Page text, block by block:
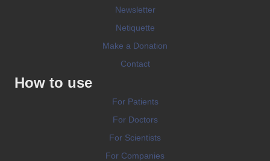
Newsletter
Netiquette
Make a Donation
Contact
How to use
For Patients
For Doctors
For Scientists
For Companies